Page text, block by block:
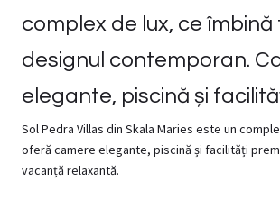
complex de lux, ce
designul contemporan.
elegante, piscină și
Sol Pedra Villas din Skala Maries este un
oferă camere elegante, piscină și facilități
vacanță relaxantă.